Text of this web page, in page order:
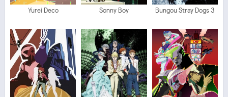
Yurei Deco Sonny Boy Bungou Stray Dogs 3